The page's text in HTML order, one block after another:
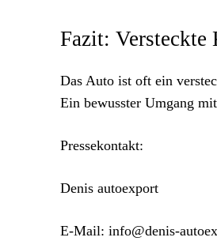
Fazit: Versteckte
Das Auto ist oft ein
Ein bewusster Umgang
Pressekontakt:
Denis autoexport
E-Mail: info@denis-